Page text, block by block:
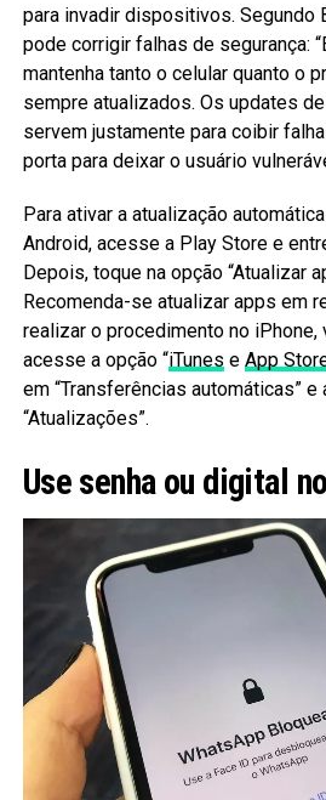
para invadir dispositivos. Segundo
pode corrigir falhas de segurança:
mantenha tanto o celular quanto o
sempre atualizados. Os updates
servem justamente para coibir
porta para deixar o usuário
Para ativar a atualização
Android, acesse a Play Store e
Depois, toque na opção “Atualizar
Recomenda-se atualizar apps em
realizar o procedimento no iPhone,
acesse a opção “iTunes e App
em “Transferências automáticas” e
“Atualizações”.
Use senha ou digital